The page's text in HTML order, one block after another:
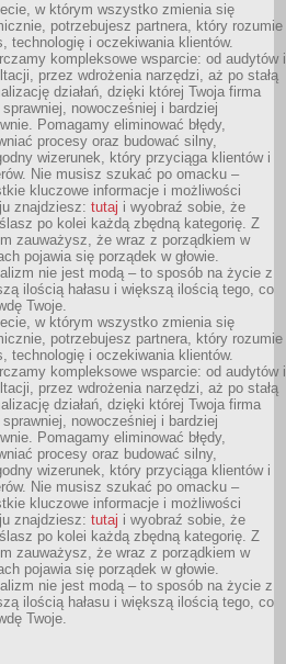
w którym wszystko zmienia się
potrzebujesz partnera, który rozumie
technologię i oczekiwania klientów.
kompleksowe wsparcie: od audytów i
przez wdrożenia narzędzi, aż po stałą
działań, dzięki której Twoja firma
sprawniej, nowocześniej i bardziej
Pomagamy eliminować błędy,
procesy oraz budować silny,
wizerunek, który przyciąga klientów i
Nie musisz szukać po omacku –
kluczowe informacje i możliwości
znajdziesz: tutaj i wyobraź sobie, że
po kolei każdą zbędną kategorię. Z
zauważysz, że wraz z porządkiem w
pojawia się porządek w głowie.
nie jest modą – to sposób na życie z
ilością hałasu i większą ilością tego, co
Twoje.
w którym wszystko zmienia się
potrzebujesz partnera, który rozumie
technologię i oczekiwania klientów.
kompleksowe wsparcie: od audytów i
przez wdrożenia narzędzi, aż po stałą
działań, dzięki której Twoja firma
sprawniej, nowocześniej i bardziej
Pomagamy eliminować błędy,
procesy oraz budować silny,
wizerunek, który przyciąga klientów i
Nie musisz szukać po omacku –
kluczowe informacje i możliwości
znajdziesz: tutaj i wyobraź sobie, że
po kolei każdą zbędną kategorię. Z
zauważysz, że wraz z porządkiem w
pojawia się porządek w głowie.
nie jest modą – to sposób na życie z
ilością hałasu i większą ilością tego, co
Twoje.